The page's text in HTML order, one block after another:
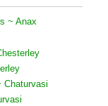
~ Anax
Chaturvasi